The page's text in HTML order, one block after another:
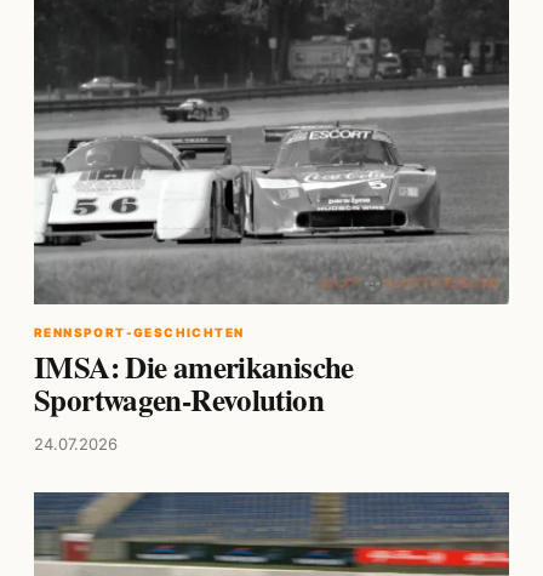
RENNSPORT-GESCHICHTEN
IMSA: Die amerikanische
Sportwagen-Revolution
24.07.2026